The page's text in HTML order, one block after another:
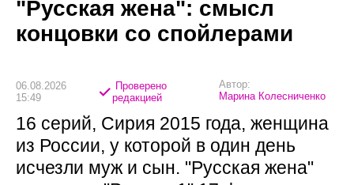
"Русская жена": смысл
концовки со спойлерами
06.08.2026
15:49
Проверено
редакцией
Автор:
Марина Колесниченко
16 серий, Сирия 2015 года, женщина
из России, у которой в один день
исчезли муж и сын. "Русская жена"